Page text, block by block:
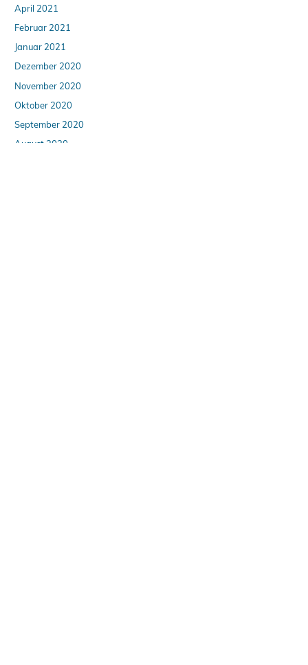
April 2021
Februar 2021
Januar 2021
Dezember 2020
November 2020
Oktober 2020
September 2020
August 2020